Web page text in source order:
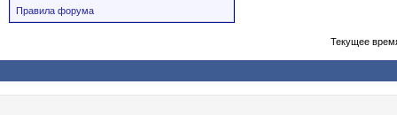
Правила форума
Текущее